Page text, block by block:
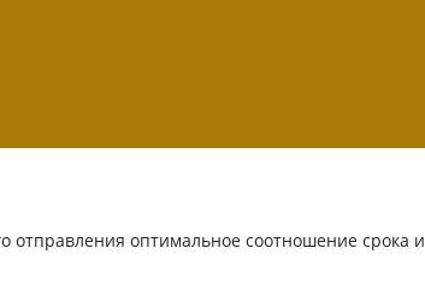
отправления оптимальное соотношение срока и